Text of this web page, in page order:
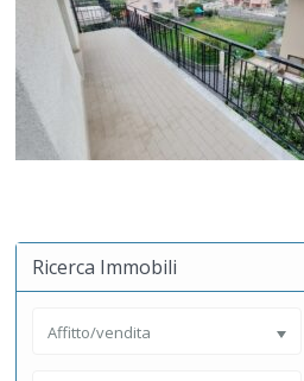
Ricerca Immobili
Affitto/vendita